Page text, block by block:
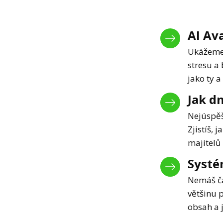
AI
stresu a
jako ty
Jak
Zjistíš,
majitelů
Nemáš
většinu
obsah a